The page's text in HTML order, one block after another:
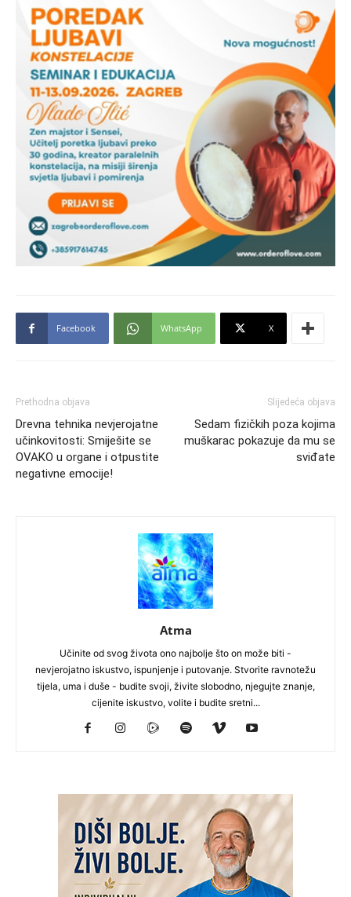
Facebook WhatsApp X
Prethodna objava
Drevna tehnika nevjerojatne
učinkovitosti: Smiješite se
OVAKO u organe i otpustite
negativne emocije!
Slijedeća objava
Sedam fizičkih poza kojima
muškarac pokazuje da mu se
sviđate
Atma
Učinite od svog života ono najbolje što on može biti -
nevjerojatno iskustvo, ispunjenje i putovanje. Stvorite ravnotežu
tijela, uma i duše - budite svoji, živite slobodno, njegujte znanje,
cijenite iskustvo, volite i budite sretni...